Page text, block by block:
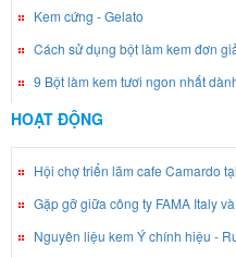
Kem cứng - Gelato
Cách sử dụng bột làm kem đơn
9 Bột làm kem tươi ngon nhất
HOẠT ĐỘNG
Hội chợ triển lãm cafe Camardo
Gặp gỡ giữa công ty FAMA Italy
Nguyên liệu kem Ý chính hiệu -